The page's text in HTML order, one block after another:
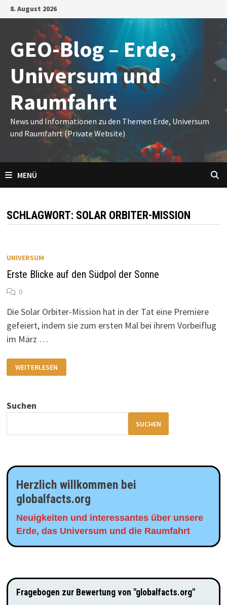
Zum
Inhalt
8. August 2026
GEO-Blog – Erde,
Universum und
Raumfahrt
News und Informationen zu den Themen Erde, Universum
und Raumfahrt (Private Website)
MENÜ
SCHLAGWORT: SOLAR ORBITER-MISSION
UNIVERSUM
Erste Blicke auf den Südpol der Sonne
0
Die Solar Orbiter-Mission hat in der Tat eine Premiere
gefeiert, indem sie zum ersten Mal bei ihrem Vorbeiflug
im März …
BLICKE
AUF
SONNE
WEITERLESEN
Suchen
SUCHEN
Herzlich willkommen bei
globalfacts.org
Neuigkeiten und interessantes über unsere
Erde, das Universum und die Raumfahrt
Fragebogen zur Bewertung von "globalfacts.org"